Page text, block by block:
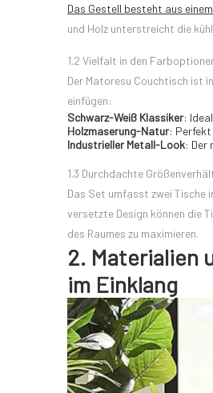
Das Gestell besteht aus
und Holz unterstreicht die
1.2 Vielfalt in den
Der Matoresu Couchtisch ist
einfügen:
Schwarz-Weiß Klassiker:
Holzmaserung-Natur: Perfekt
Industrieller Metall-Look: Der
1.3 Durchdachte
Das Set umfasst zwei Tische
versetzte Design können die
des Raumes zu maximieren.
2. Materialien
im Einklang